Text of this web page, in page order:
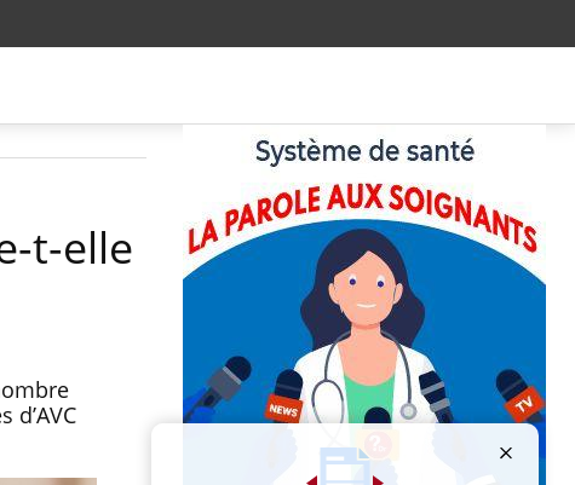
t-elle